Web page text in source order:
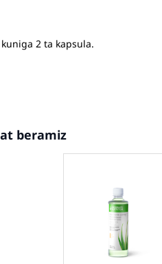
2 ta kapsula.
beramiz